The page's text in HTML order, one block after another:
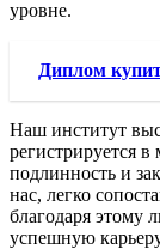
уровне.
Диплом
Наш институт
регистрируется
подлинность и
нас, легко
благодаря этому
успешную